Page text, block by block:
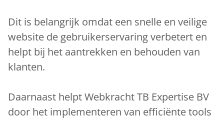
Dit is belangrijk omdat een snelle en veilige
website de gebruikerservaring verbetert en
helpt bij het aantrekken en behouden van
klanten.
Daarnaast helpt Webkracht TB Expertise BV
door het implementeren van efficiënte tools